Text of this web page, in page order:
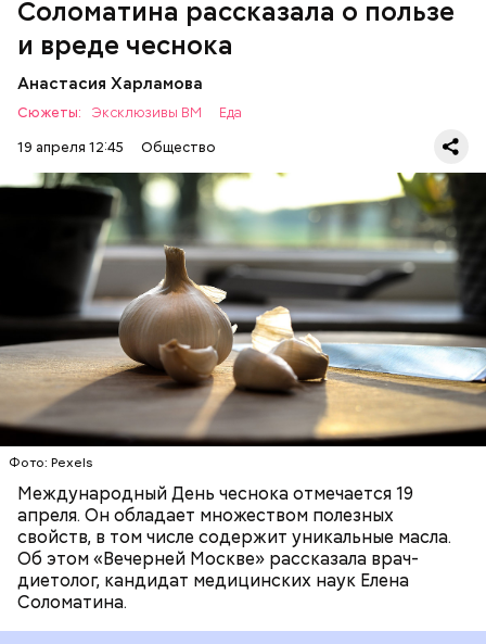
Соломатина рассказала о пользе
и вреде чеснока
Анастасия Харламова
Сюжеты: Эксклюзивы ВМ
Еда
19 апреля 12:45
Общество
Фото: Pexels
Международный День чеснока отмечается 19
апреля. Он обладает множеством полезных
свойств, в том числе содержит уникальные масла.
Об этом «Вечерней Москве» рассказала врач-
диетолог, кандидат медицинских наук Елена
Соломатина.
Диетолог Соломатина
рассказала, что лучше есть при
гриппе и коронавирусе
— Чеснок является достаточно полезным
продуктом. В нем содержатся уникальные
эфирные масла. Они отпугивают потенциальные
вирусы. Это нужно взять на вооружение для себя. Я
рекомендую есть чеснок во время простуды. Но он
не может быть единственным средством для
борьбы с простудой, — подчеркнула специалист.
ЗДОРОВЬЕ ВРАЧИ ПРОДУКТЫ